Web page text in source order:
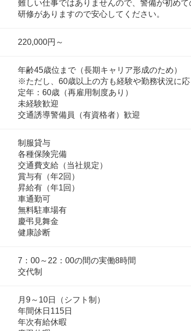
難しい仕事ではありませんので、警備が初めて
研修がありますので安心してください。
220,000円～
年齢45歳位まで（長期キャリア形成のため）
※ただし、60歳以上の方も経験や勤務状況に応
定年：60歳（再雇用制度あり）
未経験歓迎
交通誘導警備員（有資格者）歓迎
制服貸与
各種保険完備
交通費支給（当社規定）
賞与有（年2回）
昇給有（年1回）
車通勤可
無料駐車場有
慶弔見舞金
健康診断
7：00～22：00の間の実働8時間
交代制
月9～10日（シフト制）
年間休日115日
年次有給休暇